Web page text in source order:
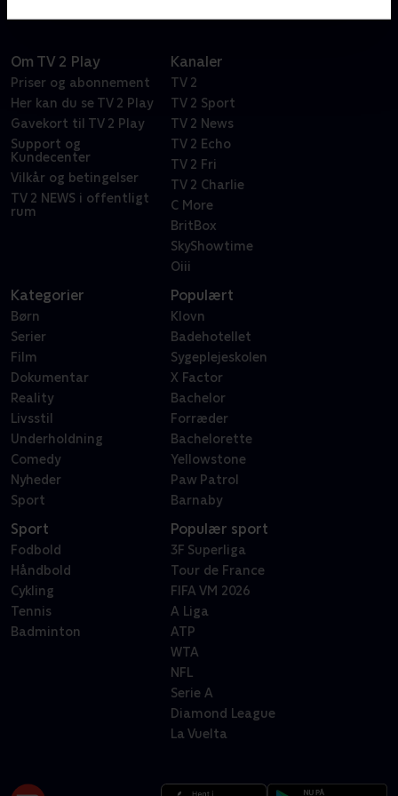
Om TV 2 Play
Priser og abonnement
Her kan du se TV 2 Play
Gavekort til TV 2 Play
Support og
Kundecenter
Vilkår og betingelser
TV 2 NEWS i offentligt
rum
Kanaler
TV 2
TV 2 Sport
TV 2 News
TV 2 Echo
TV 2 Fri
TV 2 Charlie
C More
BritBox
SkyShowtime
Oiii
Kategorier
Børn
Serier
Film
Dokumentar
Reality
Livsstil
Underholdning
Comedy
Nyheder
Sport
Populært
Klovn
Badehotellet
Sygeplejeskolen
X Factor
Bachelor
Forræder
Bachelorette
Yellowstone
Paw Patrol
Barnaby
Sport
Fodbold
Håndbold
Cykling
Tennis
Badminton
Populær sport
3F Superliga
Tour de France
FIFA VM 2026
A Liga
ATP
WTA
NFL
Serie A
Diamond League
La Vuelta